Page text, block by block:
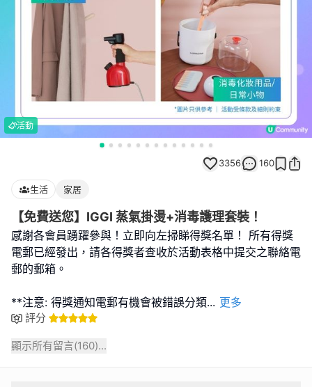
活動
3356 160
生活 家居
【免費送您】IGGI 蒸氣掛燙+消毒護理套裝！
感謝各會員踴躍參與！立即向左掃睇得獎名單！ 所有得獎
電郵已經發出，請各得獎者查收於活動表格中提交之聯絡電
郵的郵箱。
**注意: 得獎通知電郵有機會被錯誤分類... 更多
評分
顯示所有留言(160)...